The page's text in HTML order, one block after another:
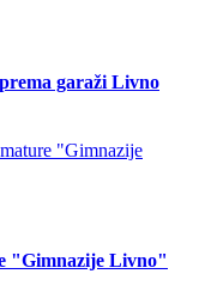
garaži Livno
"Gimnazije Livno"